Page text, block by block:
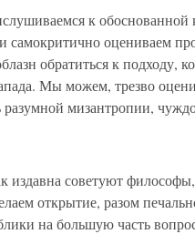
к обоснованной
самокритично оцениваем
обратиться к
Мы можем, трезво
разумной мизантропии,
издавна советуют
открытие, разом
на большую часть